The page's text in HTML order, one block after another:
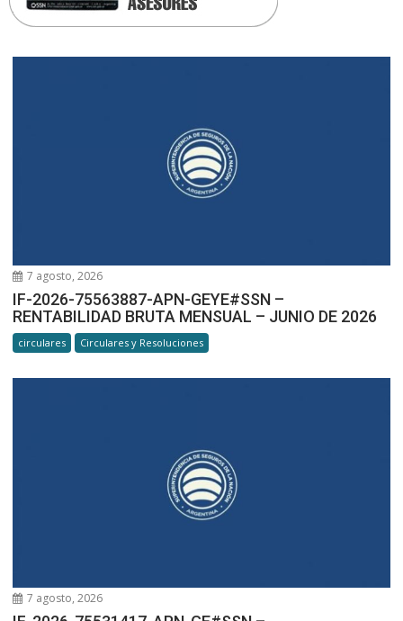
7 agosto, 2026
IF-2026-75563887-APN-GEYE#SSN –
RENTABILIDAD BRUTA MENSUAL – JUNIO DE 2026
circulares Circulares y Resoluciones
7 agosto, 2026